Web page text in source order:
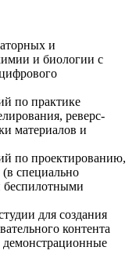
и
и биологии с
по практике
реверс-
материалов и
по проектированию,
специально
беспилотными
для создания
контента